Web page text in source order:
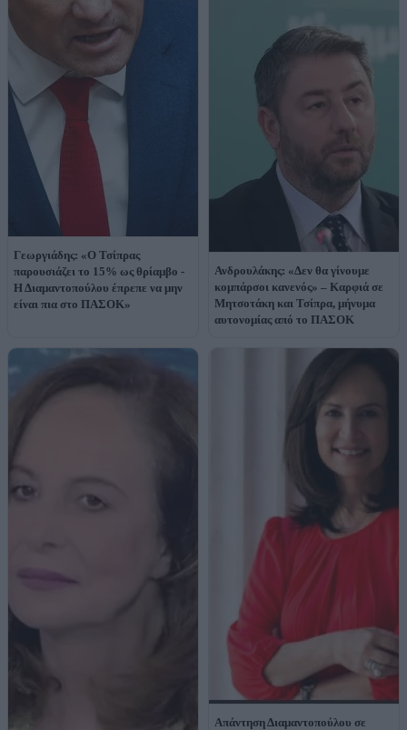
Γεωργιάδης: «Ο Τσίπρας
παρουσιάζει το 15% ως θρίαμβο -
Η Διαμαντοπούλου έπρεπε να μην
είναι πια στο ΠΑΣΟΚ»
Ανδρουλάκης: «Δεν θα γίνουμε
κομπάρσοι κανενός» – Καρφιά σε
Μητσοτάκη και Τσίπρα, μήνυμα
αυτονομίας από το ΠΑΣΟΚ
Απάντηση Διαμαντοπούλου σε